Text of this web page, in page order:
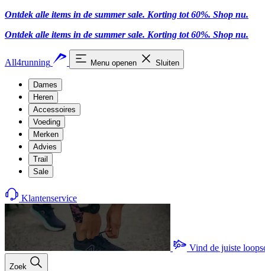
Ontdek alle items in de summer sale. Korting tot 60%. Shop nu.
Ontdek alle items in de summer sale. Korting tot 60%. Shop nu.
All4running Menu openen Sluiten
Dames
Heren
Accessoires
Voeding
Merken
Advies
Trail
Sale
Klantenservice
Vind de juiste
Zoek